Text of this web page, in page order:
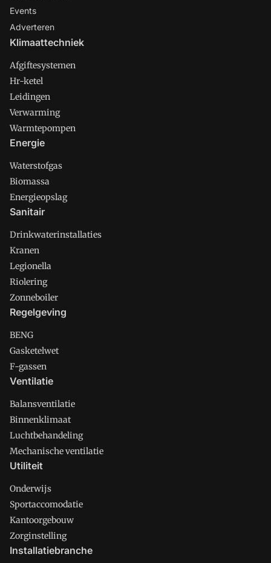
Events
Adverteren
Klimaattechniek
Afgiftesystemen
Hr-ketel
Leidingen
Verwarming
Warmtepompen
Energie
Waterstofgas
Biomassa
Energieopslag
Sanitair
Drinkwaterinstallaties
Kranen
Legionella
Riolering
Zonneboiler
Regelgeving
BENG
Gasketelwet
F-gassen
Ventilatie
Balansventilatie
Binnenklimaat
Luchtbehandeling
Mechanische ventilatie
Utiliteit
Onderwijs
Sportaccomodatie
Kantoorgebouw
Zorginstelling
Installatiebranche